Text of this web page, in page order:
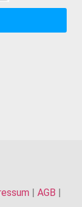
| AGB |